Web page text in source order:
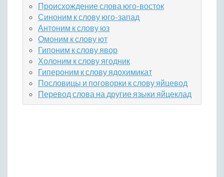
Происхождение слова юго-восток
Синоним к слову юго-запад
Антоним к слову юз
Омоним к слову ют
Гипоним к слову явор
Холоним к слову ягодник
Гипероним к слову ядохимикат
Пословицы и поговорки к слову яйцевод
Перевод слова на другие языки яйцеклад